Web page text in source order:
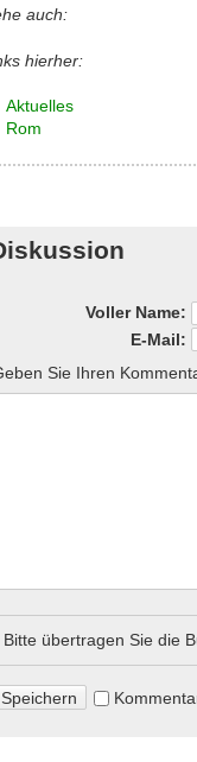
auch:
hierher:
Aktuelles
Rom
Voller Name:
E-Mail:
Sie Ihren
Bitte übertragen Sie die